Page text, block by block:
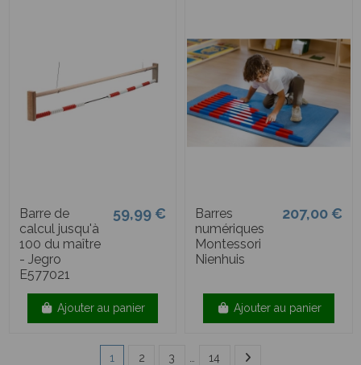
Barre de
calcul jusqu'à
100 du maître
- Jegro
E577021
59,99 €
Ajouter au panier
Barres
numériques
Montessori
Nienhuis
207,00 €
Ajouter au panier
1 2 3 14